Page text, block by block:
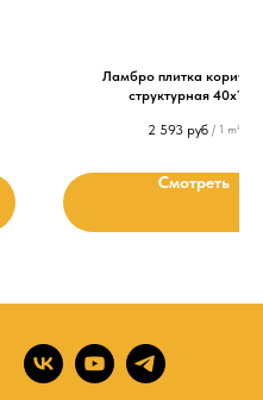
Ламбро плитка
структурная 40х120
2 593 руб / 1 m²
Смотреть